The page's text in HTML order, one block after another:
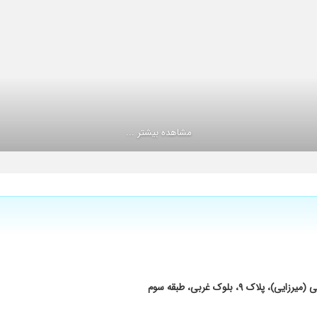
و با دلسوزی مشکل مارو پیگیری کرد. خیلی عالی . خیلی
بسیار صبور آگاه و مطلع به انواع مشکلات ناباروری و در عین حال دلسوز.مشاهده بیشتر ...
بلوک غربی، طبقه سوم